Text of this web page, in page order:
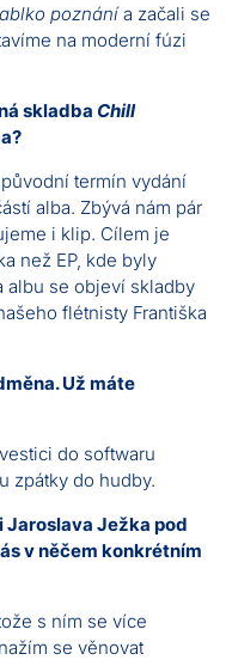
poznánía začali se
na moderní fúzi
skladba Chill
termín vydání
alba. Zbývá nám pár
i klip. Cílem je
než EP, kde byly
albu se objeví skladby
flétnisty Františka
Už máte
do softwaru
zpátky do hudby.
Ježka pod
v něčem konkrétním
s ním se více
se věnovat